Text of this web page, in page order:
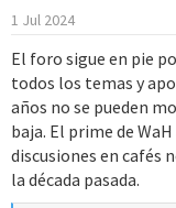
e
1 Jul 2024
El foro sigue en pie
todos los temas y
años no se pueden
baja. El prime de
discusiones en cafés
la década pasada.